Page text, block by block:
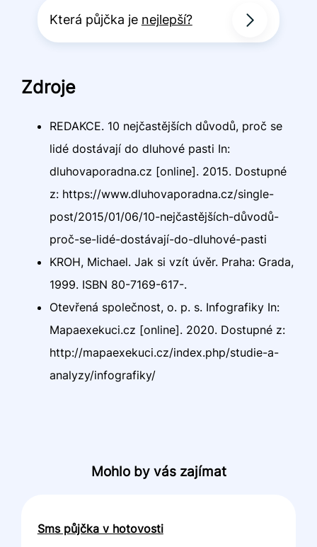
Která půjčka je nejlepší?
Zdroje
REDAKCE. 10 nejčastějších důvodů, proč se
lidé dostávají do dluhové pasti In:
dluhovaporadna.cz [online]. 2015. Dostupné
z: https://www.dluhovaporadna.cz/single-
post/2015/01/06/10-nejčastějších-důvodů-
proč-se-lidé-dostávají-do-dluhové-pasti
KROH, Michael. Jak si vzít úvěr. Praha: Grada,
1999. ISBN 80-7169-617-.
Otevřená společnost, o. p. s. Infografiky In:
Mapaexekuci.cz [online]. 2020. Dostupné z:
http://mapaexekuci.cz/index.php/studie-a-
analyzy/infografiky/
Mohlo by vás zajímat
Sms půjčka v hotovosti